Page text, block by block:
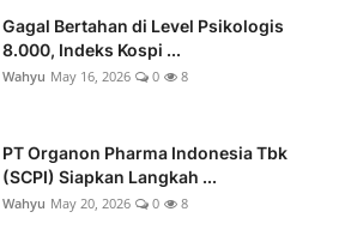
Gagal Bertahan di Level Psikologis
8.000, Indeks Kospi ...
Wahyu May 16, 2026 0 8
PT Organon Pharma Indonesia Tbk
(SCPI) Siapkan Langkah ...
Wahyu May 20, 2026 0 8